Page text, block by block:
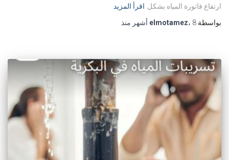
ارتفاع فاتورة المياه بشكل اقرأ المزيد
بواسطة
elmotamez، 8 أشهر منذ